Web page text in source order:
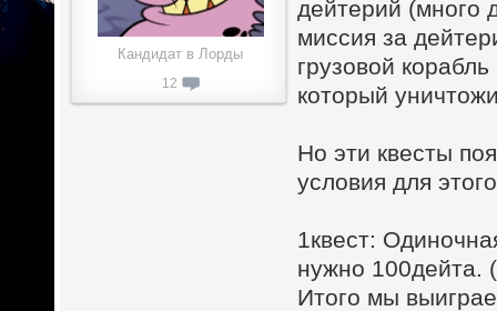
дейтерий (много
миссия за
грузовой
который
Но эти квесты
условия для
1квест:
нужно 100дейта.
Итого мы
Кандидат в Лорды
12